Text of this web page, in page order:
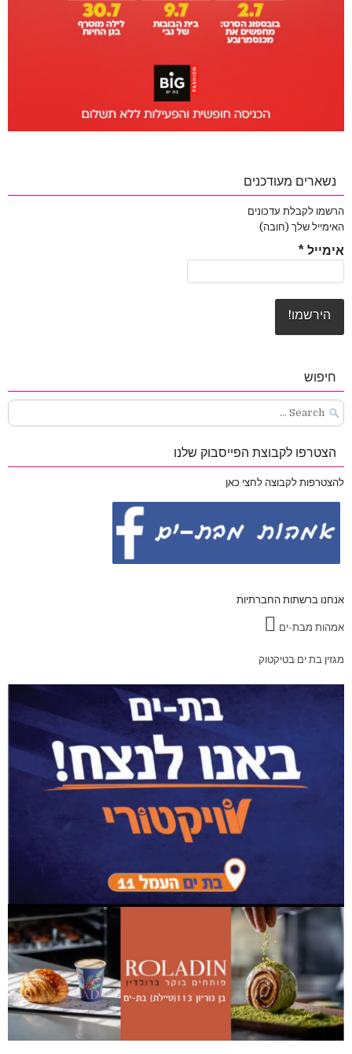
נשארים מעודכנים
הרשמו לקבלת עדכונים
האימייל שלך (חובה)
אימייל *
חיפוש
Search
for:
הצטרפו לקבוצת הפייסבוק שלנו
להצטרפות לקבוצה לחצי כאן
אנחנו ברשתות החברתיות
אמהות מבת-ים
מגזין בת ים בטיקטוק